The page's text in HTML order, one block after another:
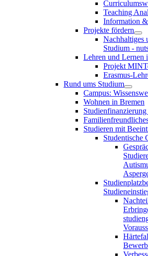
Teaching
Information
Projekte fördern
Nachhaltiges
Studium -
Lehren und Lernen
Projekt
Erasmus-
Rund ums Studium
Campus:
Wohnen in Bremen
Studienfinanzierung
Studieren mit
Studentische